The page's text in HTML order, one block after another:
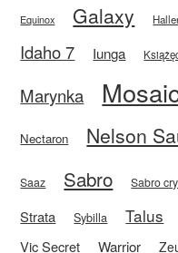
Equinox Galaxy
Idaho 7 Iunga
Marynka
Nectaron Nelson
Saaz Sabro Sabro
Strata Sybilla Talus
Vic Secret Warrior